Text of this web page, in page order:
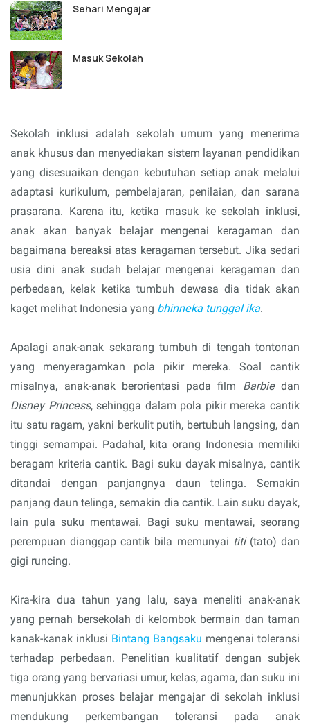
Sehari Mengajar
Masuk Sekolah
Sekolah inklusi adalah sekolah umum yang menerima
anak khusus dan menyediakan sistem layanan pendidikan
yang disesuaikan dengan kebutuhan setiap anak melalui
adaptasi kurikulum, pembelajaran, penilaian, dan sarana
prasarana. Karena itu, ketika masuk ke sekolah inklusi,
anak akan banyak belajar mengenai keragaman dan
bagaimana bereaksi atas keragaman tersebut. Jika sedari
usia dini anak sudah belajar mengenai keragaman dan
perbedaan, kelak ketika tumbuh dewasa dia tidak akan
kaget melihat Indonesia yang bhinneka tunggal ika.
Apalagi anak-anak sekarang tumbuh di tengah tontonan
yang menyeragamkan pola pikir mereka. Soal cantik
misalnya, anak-anak berorientasi pada film Barbiedan
Disney Princess, sehingga dalam pola pikir mereka cantik
itu satu ragam, yakni berkulit putih, bertubuh langsing, dan
tinggi semampai. Padahal, kita orang Indonesia memiliki
beragam kriteria cantik. Bagi suku dayak misalnya, cantik
ditandai dengan panjangnya daun telinga. Semakin
panjang daun telinga, semakin dia cantik. Lain suku dayak,
lain pula suku mentawai. Bagi suku mentawai, seorang
perempuan dianggap cantik bila memunyai titi(tato) dan
gigi runcing.
Kira-kira dua tahun yang lalu, saya meneliti anak-anak
yang pernah bersekolah di kelombok bermain dan taman
kanak-kanak inklusi Bintang Bangsaku mengenai toleransi
terhadap perbedaan. Penelitian kualitatif dengan subjek
tiga orang yang bervariasi umur, kelas, agama, dan suku ini
menunjukkan proses belajar mengajar di sekolah inklusi
mendukung perkembangan toleransi pada anak